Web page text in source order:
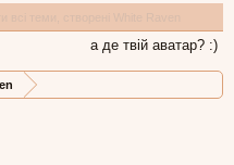
а де твій аватар? :)